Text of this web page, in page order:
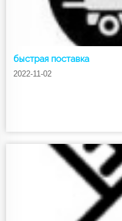
быстрая поставка
2022-11-02